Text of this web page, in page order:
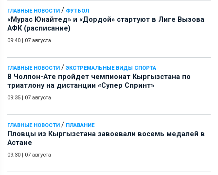
ГЛАВНЫЕ НОВОСТИ / ФУТБОЛ
«Мурас Юнайтед» и «Дордой» стартуют в Лиге Вызова
АФК (расписание)
09:40 | 07 августа
ГЛАВНЫЕ НОВОСТИ / ЭКСТРЕМАЛЬНЫЕ ВИДЫ СПОРТА
В Чолпон-Ате пройдет чемпионат Кыргызстана по
триатлону на дистанции «Супер Спринт»
09:35 | 07 августа
ГЛАВНЫЕ НОВОСТИ / ПЛАВАНИЕ
Пловцы из Кыргызстана завоевали восемь медалей в
Астане
09:30 | 07 августа